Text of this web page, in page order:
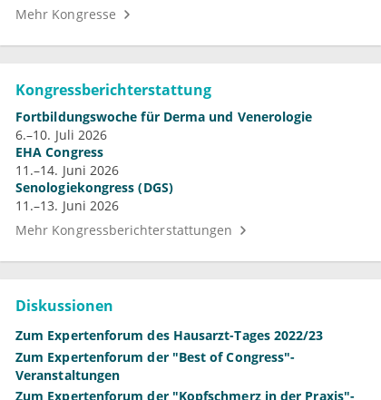
Mehr Kongresse
Kongressberichterstattung
Fortbildungswoche für Derma und Venerologie
6.–10. Juli 2026
EHA Congress
11.–14. Juni 2026
Senologiekongress (DGS)
11.–13. Juni 2026
Mehr Kongressberichterstattungen
Diskussionen
Zum Expertenforum des Hausarzt-Tages 2022/23
Zum Expertenforum der "Best of Congress"-
Veranstaltungen
Zum Expertenforum der "Kopfschmerz in der Praxis"-